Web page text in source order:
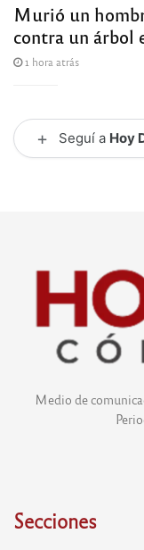
Murió un
contra un árbol
1 hora atrás
+ Seguí a Hoy
Medio de
Secciones